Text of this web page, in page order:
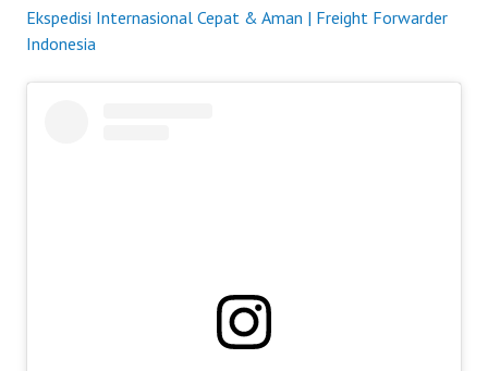
Ekspedisi Internasional Cepat & Aman | Freight Forwarder
Indonesia